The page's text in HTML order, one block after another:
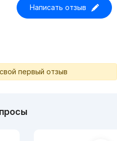
Написать отзыв
первый отзыв